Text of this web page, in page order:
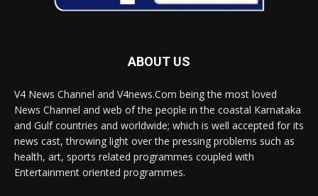
ABOUT US
V4 News Channel and V4news.Com being the most loved
News Channel and web of the people in the coastal Karnataka
and Gulf countries and worldwide; which is well accepted for its
news cast, throwing light over the pressing problems such as
health, art, sports related programmes coupled with
Entertainment oriented programmes.